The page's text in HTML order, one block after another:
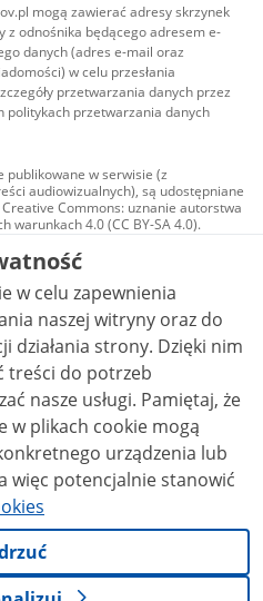
mogą zawierać adresy skrzynek
z odnośnika będącego adresem e-
danych (adres e-mail oraz
w celu przesłania
przetwarzania danych przez
politykach przetwarzania danych
publikowane w serwisie (z
audiowizualnych), są udostępniane
Commons: uznanie autorstwa
warunkach 4.0 (CC BY-SA 4.0).
w tym zdjęcia, materiały
udostępniane na licencji typu
uznanie autorstwa użycie
bez utworów zależnych 4.0 (CC BY-
nie jest to stwierdzone inaczej.
w celu zapewnienia
naszej witryny oraz do
strony. Dzięki nim
treści do potrzeb
usługi. Pamiętaj, że
w plikach cookie mogą
urządzenia lub
więc potencjalnie stanowić